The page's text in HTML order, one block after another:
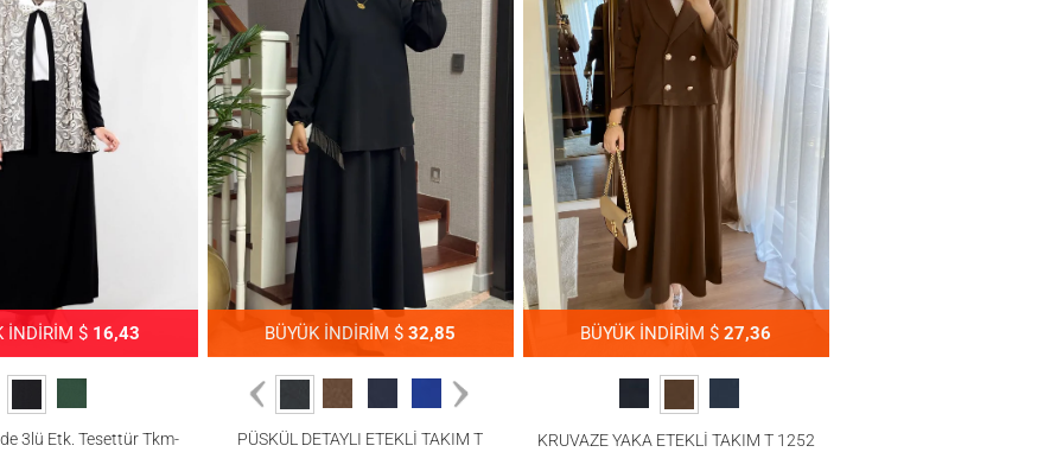
İNDİRİM $ 16,43
3lü Etk. Tesettür Tkm-
BÜYÜK İNDİRİM $32,85
PÜSKÜL DETAYLI ETEKLİ TAKIM T
BÜYÜK İNDİRİM $27,36
KRUVAZE YAKA ETEKLİ TAKIM T 1252